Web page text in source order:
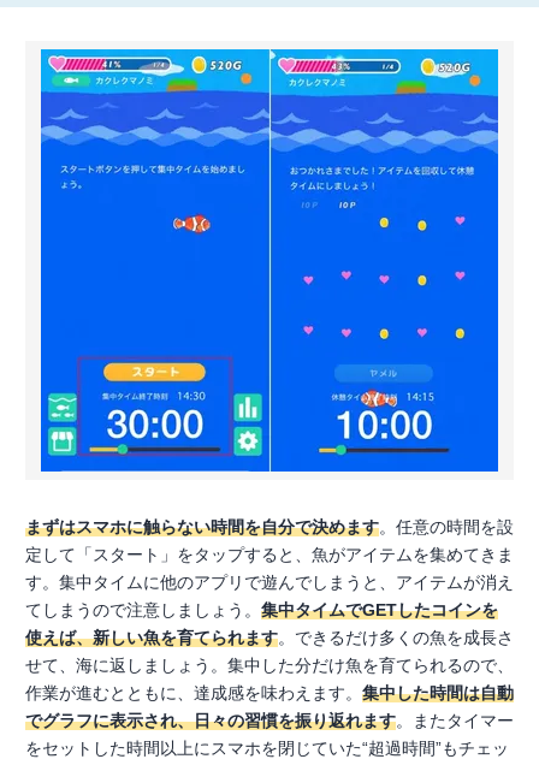
まずはスマホに触らない時間を自分で決めます。任意の時間を設
定して「スタート」をタップすると、魚がアイテムを集めてきま
す。集中タイムに他のアプリで遊んでしまうと、アイテムが消え
てしまうので注意しましょう。 集中タイムでGETしたコインを
使えば、新しい魚を育てられます。できるだけ多くの魚を成長さ
せて、海に返しましょう。集中した分だけ魚を育てられるので、
作業が進むとともに、達成感を味わえます。 集中した時間は自動
でグラフに表示され、日々の習慣を振り返れます。またタイマー
をセットした時間以上にスマホを閉じていた“超過時間”もチェッ